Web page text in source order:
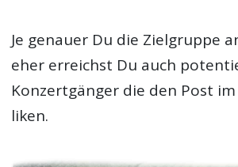
Je genauer Du die Zielgruppe
eher erreichst Du auch
Konzertgänger die den Post
liken.